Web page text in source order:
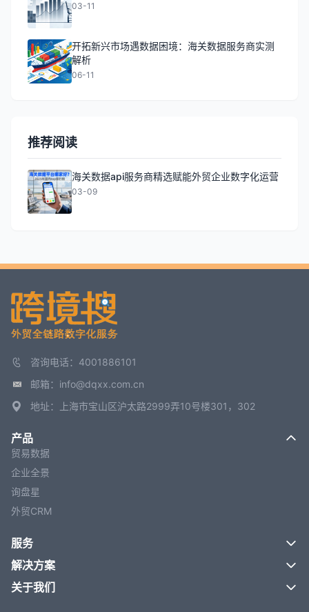
03-11
开拓新兴市场遇数据困境：海关数据服务商实测
解析
06-11
推荐阅读
海关数据api服务商精选赋能外贸企业数字化运营
03-09
咨询电话：4001886101
邮箱：info@dqxx.com.cn
地址：上海市宝山区沪太路2999弄10号楼301，302
产品
贸易数据
企业全景
询盘星
外贸CRM
服务
解决方案
关于我们